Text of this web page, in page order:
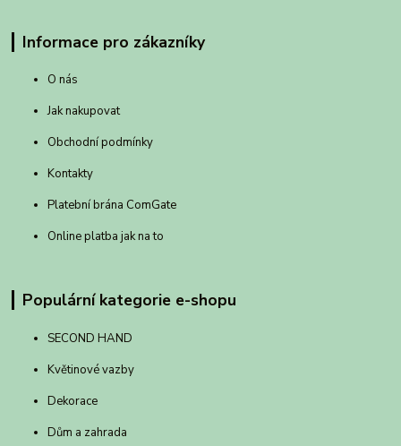
Informace pro zákazníky
O nás
Jak nakupovat
Obchodní podmínky
Kontakty
Platební brána ComGate
Online platba jak na to
Populární kategorie e-shopu
SECOND HAND
Květinové vazby
Dekorace
Dům a zahrada